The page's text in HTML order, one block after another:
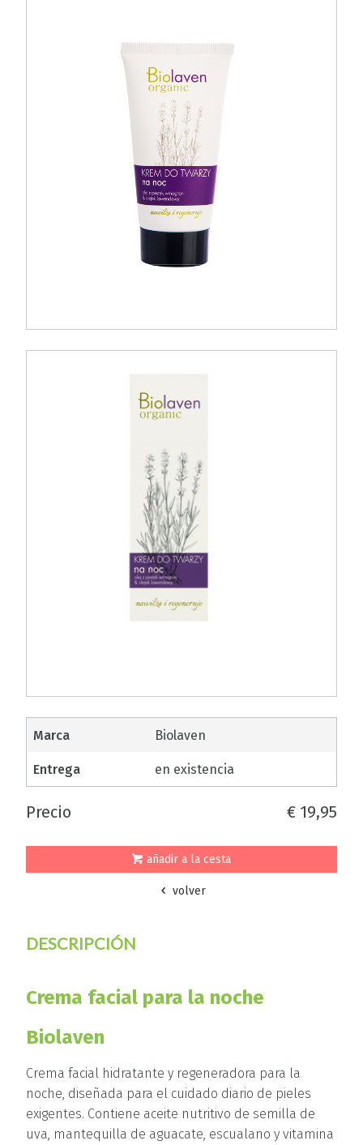
marca Biolaven
entrega en existencia
precio € 19,95
añadir a la cesta
volver
DESCRIPCIÓN
Crema facial para la noche
Biolaven
Crema facial hidratante y regeneradora para la
noche, diseñada para el cuidado diario de pieles
exigentes. Contiene aceite nutritivo de semilla de
uva, mantequilla de aguacate, escualano y vitamina